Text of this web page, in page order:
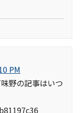
PM
野の記事はいつ